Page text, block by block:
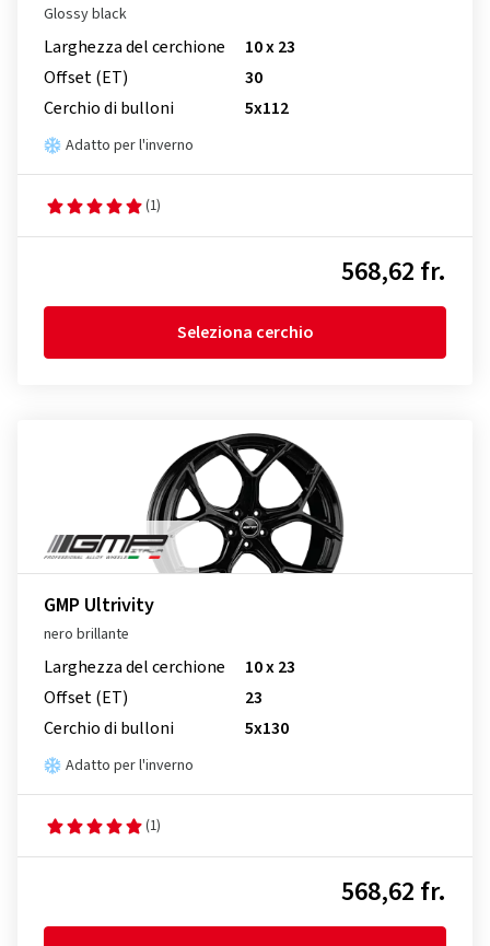
Glossy black
Larghezza del cerchione
10 x 23
Offset (ET)
30
Cerchio di bulloni
5x112
Adatto per l'inverno
(1)
568,62 fr.
Seleziona cerchio
GMP Ultrivity
nero brillante
Larghezza del cerchione
10 x 23
Offset (ET)
23
Cerchio di bulloni
5x130
Adatto per l'inverno
(1)
568,62 fr.